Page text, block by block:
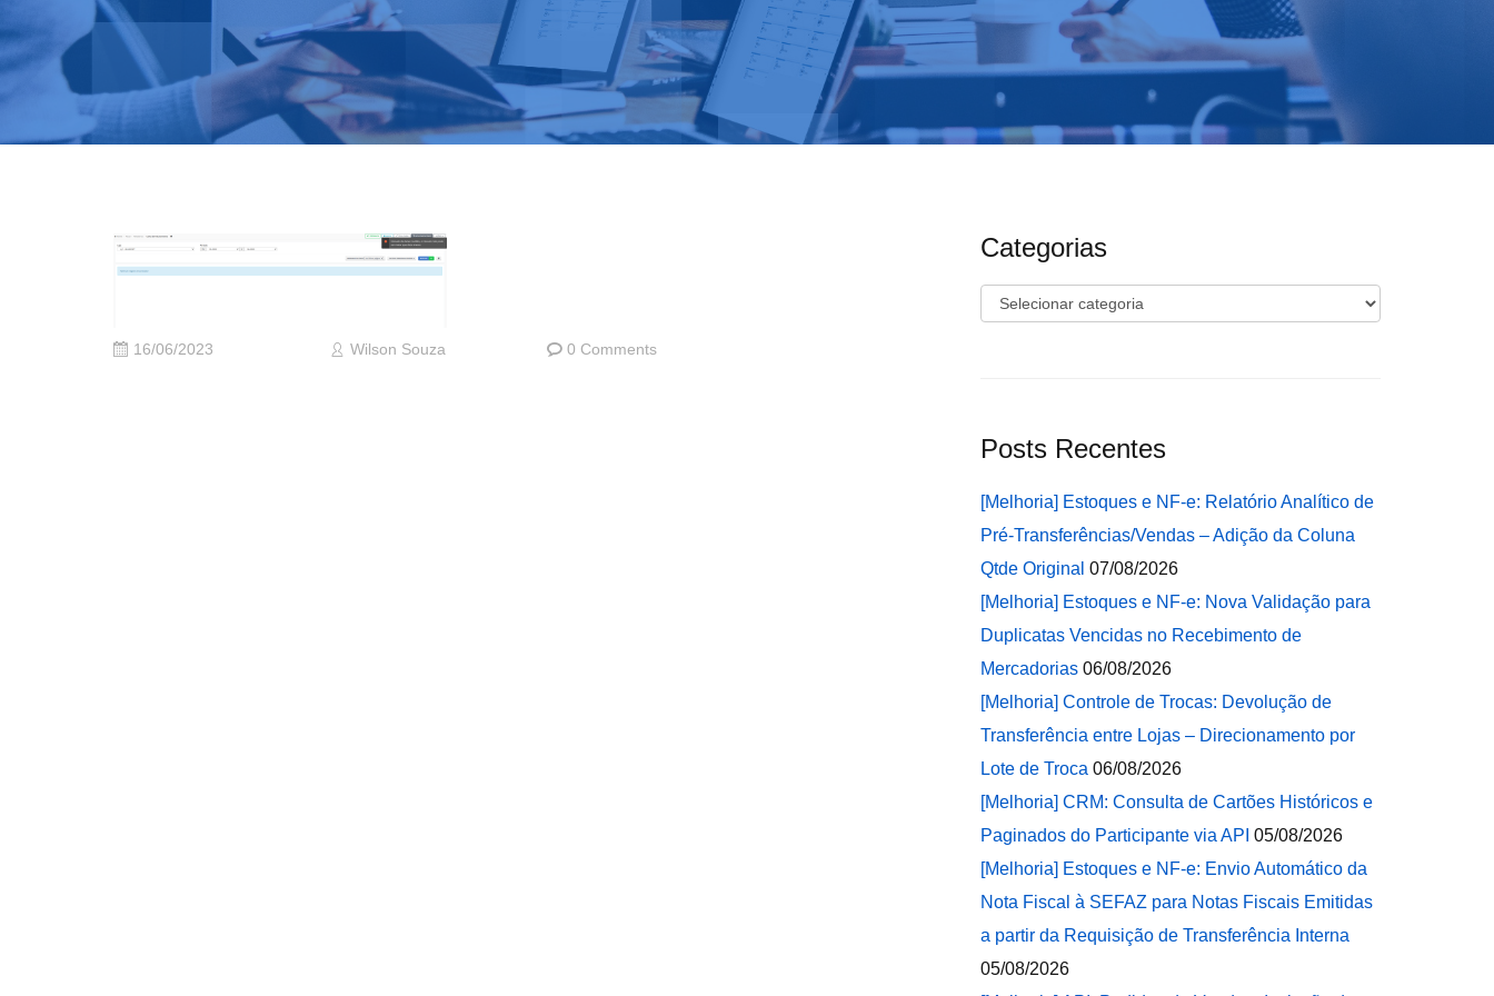
16/06/2023 Wilson Souza 0 Comments
Categorias
Categorias
Posts Recentes
[Melhoria] Estoques e NF-e: Relatório Analítico de
Pré-Transferências/Vendas – Adição da Coluna
Qtde Original 07/08/2026
[Melhoria] Estoques e NF-e: Nova Validação para
Duplicatas Vencidas no Recebimento de
Mercadorias 06/08/2026
[Melhoria] Controle de Trocas: Devolução de
Transferência entre Lojas – Direcionamento por
Lote de Troca 06/08/2026
[Melhoria] CRM: Consulta de Cartões Históricos e
Paginados do Participante via API 05/08/2026
[Melhoria] Estoques e NF-e: Envio Automático da
Nota Fiscal à SEFAZ para Notas Fiscais Emitidas
a partir da Requisição de Transferência Interna
05/08/2026